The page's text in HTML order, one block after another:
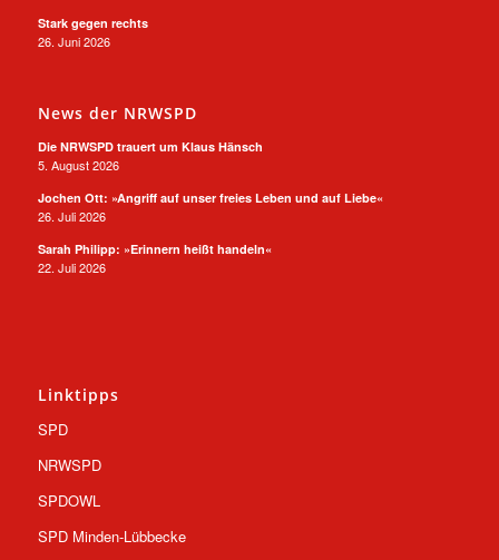
Stark gegen rechts
26. Juni 2026
News der NRWSPD
Die NRWSPD trauert um Klaus Hänsch
5. August 2026
Jochen Ott: »Angriff auf unser freies Leben und auf Liebe«
26. Juli 2026
Sarah Philipp: »Erinnern heißt handeln«
22. Juli 2026
Linktipps
SPD
NRWSPD
SPDOWL
SPD Minden-Lübbecke